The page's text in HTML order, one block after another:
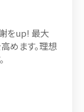
をup! 最大
めます。理想